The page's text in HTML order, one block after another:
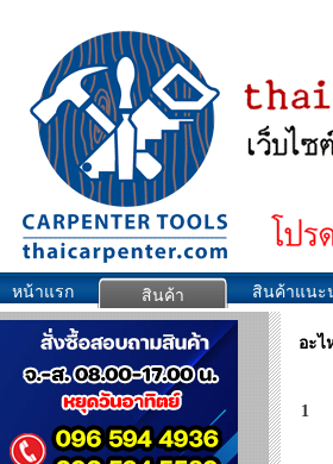
หน้าแรก สินค้า สินค้าแนะ
อะไ
1